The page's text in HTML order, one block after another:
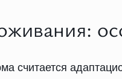
считается